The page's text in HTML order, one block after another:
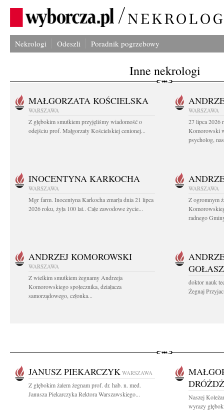
Nekrologi Odeszli Poradnik pogrzebowy
Inne nekrologi
MAŁGORZATA KOŚCIELSKA
WARSZAWA
Z głębokim smutkiem przyjęliśmy wiadomość o
odejściu prof. Małgorzaty Kościelskiej cenionej...
WARSZAWA
27 lipca 2026
Komorowski
psycholog,
INOCENTYNA KARKOCHA
WARSZAWA
Mgr farm. Inocentyna Karkocha zmarła dnia 21 lipca
2026 roku, żyła 100 lat.. Całe zawodowe życie...
WARSZAWA
Z ogromnym
radnego
ANDRZEJ KOMOROWSKI
WARSZAWA
Z wielkim smutkiem żegnamy Andrzeja
Komorowskiego społecznika, działacza
samorządowego, członka...
doktor nauk
Żegnaj
JANUSZ PIEKARCZYK WARSZAWA
Z głębokim żalem żegnam prof. dr. hab. n. med.
Janusza Piekarczyka Rektora Warszawskiego...
DRÓŻDŻ
Naszej
wyrazy